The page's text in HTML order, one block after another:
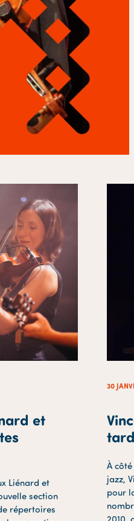
et
Liénard et
section
répertoires
30
À
jazz,
pour